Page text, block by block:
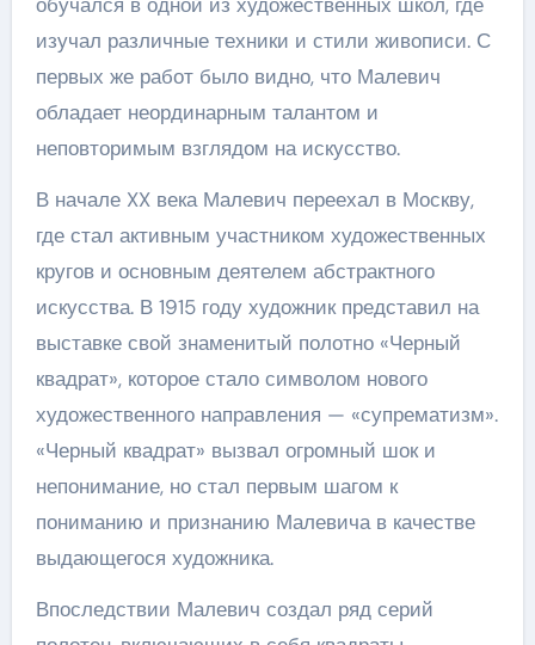
изучал различные техники и стили живописи. С
первых же работ было видно, что Малевич
обладает неординарным талантом и
неповторимым взглядом на искусство.
В начале XX века Малевич переехал в Москву,
где стал активным участником художественных
кругов и основным деятелем абстрактного
искусства. В 1915 году художник представил на
выставке свой знаменитый полотно «Черный
квадрат», которое стало символом нового
художественного направления — «супрематизм».
«Черный квадрат» вызвал огромный шок и
непонимание, но стал первым шагом к
пониманию и признанию Малевича в качестве
выдающегося художника.
Впоследствии Малевич создал ряд серий